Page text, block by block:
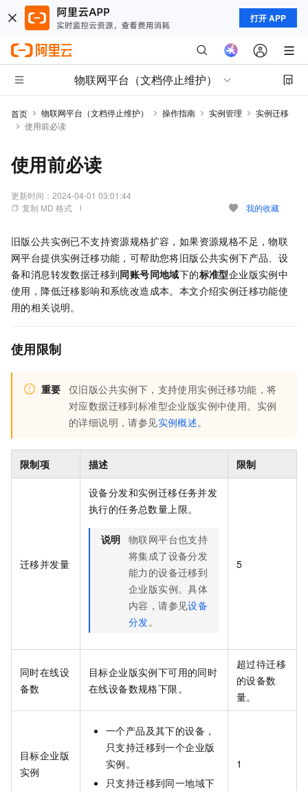
打开 APP
物联网平台（文档停止维护）
首页 物联网平台（文档停止维护） 操作指南 实例管理
实例迁移
使用前必读
使用前必读
更新时间： 2024-04-01 03:01:44
复制 MD 格式
我的收藏
旧版公共实例已不支持资源规格扩容，如果资源规格不足，物联
网平台提供实例迁移功能，可帮助您将旧版公共实例下产品、设
备和消息转发数据迁移到同账号同地域下的标准型企业版实例中
使用，降低迁移影响和系统改造成本。本文介绍实例迁移功能使
用的相关说明。
使用限制
重要 仅旧版公共实例下，支持使用实例迁移功能，将
对应数据迁移到标准型企业版实例中使用。实例
的详细说明，请参见实例概述。
限制项 描述 限制
迁移并发量
设备分发和实例迁移任务并发
执行的任务总数量上限。
说明 物联网平台也支持
将集成了设备分发
能力的设备迁移到
企业版实例。具体
内容，请参见设备
分发。
5
同时在线设
备数
目标企业版实例下可用的同时
在线设备数规格下限。
超过待迁移
的设备数
量。
目标企业版
实例
一个产品及其下的设备，
只支持迁移到一个企业版
实例。
只支持迁移到同一地域下
1